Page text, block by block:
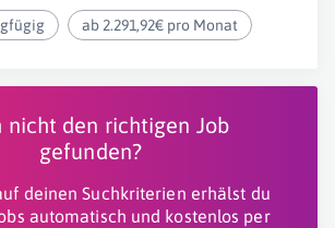
ab 2.291,92€ pro Monat
nicht den richtigen Job
gefunden?
deinen Suchkriterien erhälst du
automatisch und kostenlos per